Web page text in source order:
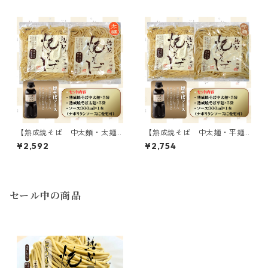
【熟成焼そば 中太麵・太麺1
0食セット】各麺5食、300ml
ソース1本付
¥2,592
【熟成焼そば 中太麺・平麺1
0食セット】各麺5食、300ml
ソース1本付
¥2,754
セール中の商品